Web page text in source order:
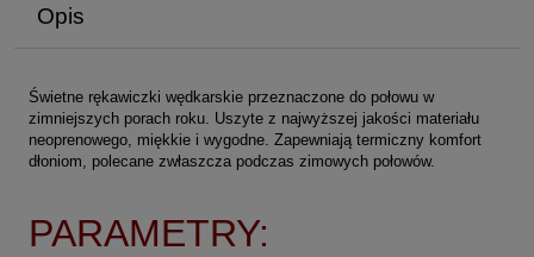
Opis
Świetne rękawiczki wędkarskie przeznaczone do połowu w
zimniejszych porach roku. Uszyte z najwyższej jakości materiału
neoprenowego, miękkie i wygodne. Zapewniają termiczny komfort
dłoniom, polecane zwłaszcza podczas zimowych połowów.
PARAMETRY: